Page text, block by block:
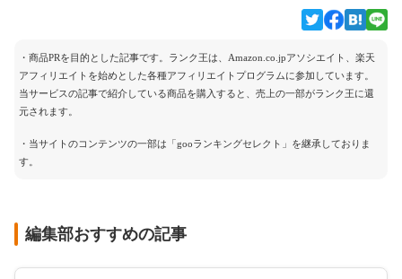
・商品PRを目的とした記事です。ランク王は、Amazon.co.jpアソシエイト、楽天
アフィリエイトを始めとした各種アフィリエイトプログラムに参加しています。
当サービスの記事で紹介している商品を購入すると、売上の一部がランク王に還
元されます。
・当サイトのコンテンツの一部は「gooランキングセレクト」を継承しておりま
す。
編集部おすすめの記事